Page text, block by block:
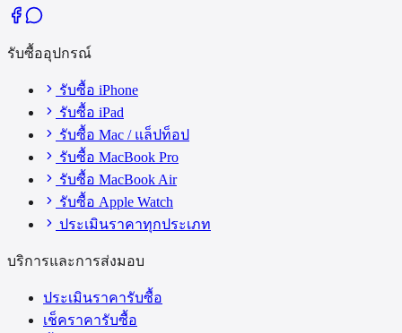
รับซื้ออุปกรณ์
รับซื้อ iPhone
รับซื้อ iPad
รับซื้อ Mac / แล็ปท็อป
รับซื้อ MacBook Pro
รับซื้อ MacBook Air
รับซื้อ Apple Watch
ประเมินราคาทุกประเภท
บริการและการส่งมอบ
ประเมินราคารับซื้อ
เช็คราคารับซื้อ